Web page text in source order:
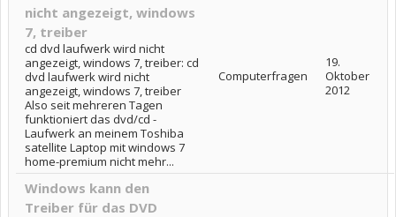
nicht angezeigt, windows
7, treiber
cd dvd laufwerk wird nicht
angezeigt, windows 7, treiber: cd
dvd laufwerk wird nicht
angezeigt, windows 7, treiber
Also seit mehreren Tagen
funktioniert das dvd/cd -
Laufwerk an meinem Toshiba
satellite Laptop mit windows 7
home-premium nicht mehr...
Computerfragen
19.
Oktober
2012
Windows kann den
Treiber für das DVD